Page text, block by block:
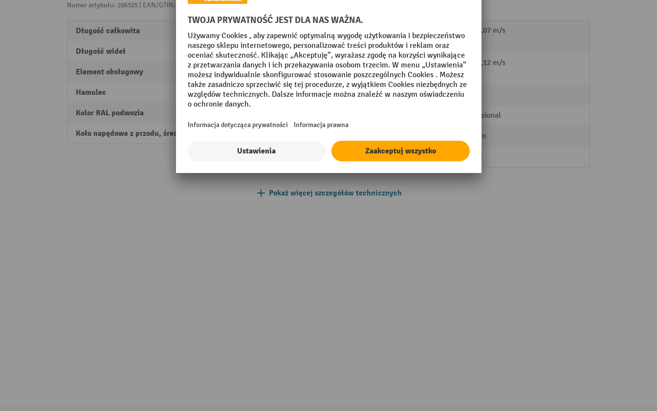
Numer artykułu: 206325 | EAN/GTIN: 4055091301891Z kategorii:
Długość całkowita
Długość wideł 1250 mm
Element obsługowy oburęczny
Hamulec elektromagnetyczny
Kolor RAL podwozia
Koło napędowe z przodu, średnica
Prędkość opuszczania z ładunkiem
/ bez ładunku
0,12/0,07 m/s
Prędkość podnoszenia z ładunkiem
/ bez ładunku
0,07/0,12 m/s
Rodzaj sterowania jazdą Curtis
Professional
890 mm
Szerokość dodatkowego koła 50 mm
Pokaż więcej szczegółów technicznych